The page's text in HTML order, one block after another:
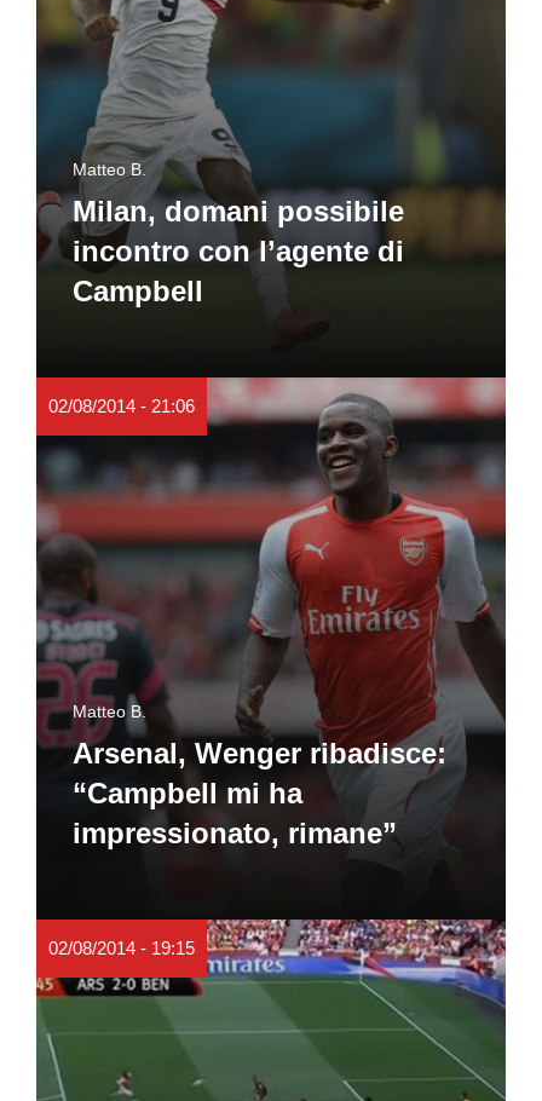
Matteo B.
Milan, domani possibile
incontro con l’agente di
Campbell
02/08/2014 - 21:06
Matteo B.
Arsenal, Wenger ribadisce:
“Campbell mi ha
impressionato, rimane”
02/08/2014 - 19:15